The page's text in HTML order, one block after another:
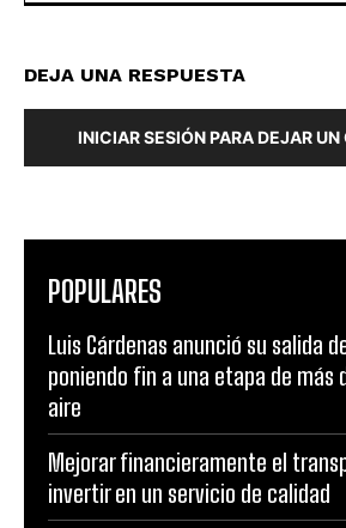
DEJA UNA RESPUESTA
INICIAR SESIÓN PARA DEJAR
POPULARES
Luis Cárdenas anunció su salida
poniendo fin a una etapa de más
aire
Mejorar financieramente el
invertir en un servicio de calidad